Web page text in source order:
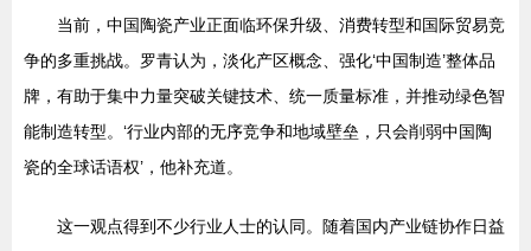
当前，中国陶瓷产业正面临环保升级、消费转型和国际贸易竞
争的多重挑战。罗青认为，淡化产区概念、强化‘中国制造’整体品
牌，有助于集中力量突破关键技术、统一质量标准，并推动绿色智
能制造转型。‘行业内部的无序竞争和地域壁垒，只会削弱中国陶
瓷的全球话语权’，他补充道。
这一观点得到不少行业人士的认同。随着国内产业链协作日益